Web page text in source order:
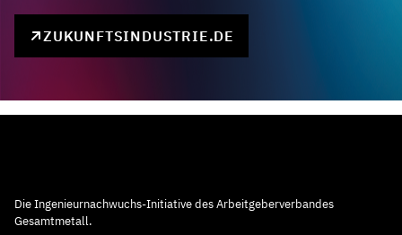
ZUKUNFTSINDUSTRIE.DE
Die Ingenieurnachwuchs-Initiative des Arbeitgeberverbandes
Gesamtmetall.